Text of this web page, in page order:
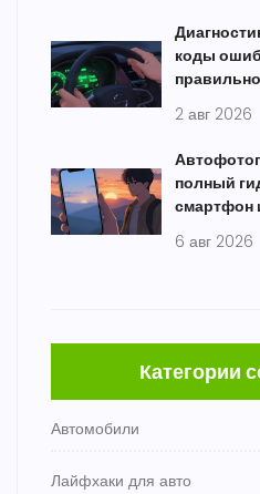
коды
правильно
2 авг 2026
полный
смартфон
6 авг 2026
Категории
Автомобили
Лайфхаки для авто